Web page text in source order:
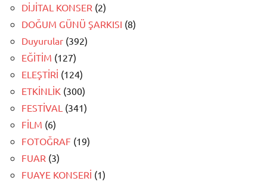
DİJİTAL KONSER (2)
DOĞUM GÜNÜ ŞARKISI (8)
Duyurular (392)
EĞİTİM (127)
ELEŞTİRİ (124)
ETKİNLİK (300)
FESTİVAL (341)
FİLM (6)
FOTOĞRAF (19)
FUAR (3)
FUAYE KONSERİ (1)